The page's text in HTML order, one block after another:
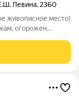
Левина, 2360
живописное место!
огорожен